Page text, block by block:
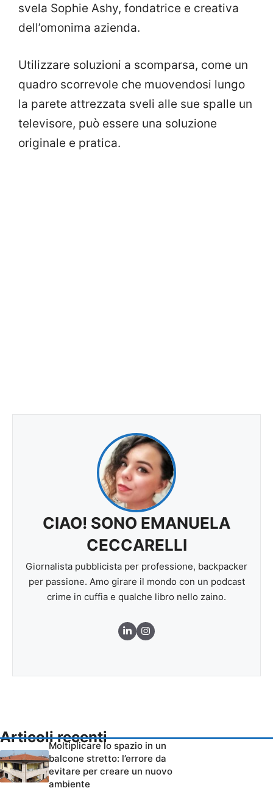
svela Sophie Ashy, fondatrice e creativa
dell’omonima azienda.
Utilizzare soluzioni a scomparsa, come un
quadro scorrevole che muovendosi lungo
la parete attrezzata sveli alle sue spalle un
televisore, può essere una soluzione
originale e pratica.
CIAO! SONO EMANUELA
CECCARELLI
Giornalista pubblicista per professione, backpacker
per passione. Amo girare il mondo con un podcast
crime in cuffia e qualche libro nello zaino.
Articoli recenti
Moltiplicare lo spazio in un
balcone stretto: l’errore da
evitare per creare un nuovo
ambiente